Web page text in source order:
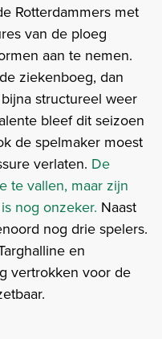
Rotterdammers met
van de ploeg
aan te nemen.
ziekenboeg, dan
structureel weer
bleef dit seizoen
de spelmaker moest
verlaten. De
te vallen, maar zijn
nog onzeker. Naast
nog drie spelers.
en
vertrokken voor de